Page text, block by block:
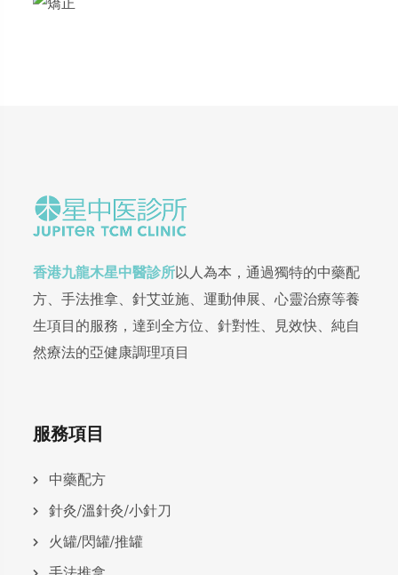
香港九龍木星中醫診所以人為本，通過獨特的中藥配
方、手法推拿、針艾並施、運動伸展、心靈治療等養
生項目的服務，達到全方位、針對性、見效快、純自
然療法的亞健康調理項目
服務項目
中藥配方
針灸/溫針灸/小針刀
火罐/閃罐/推罐